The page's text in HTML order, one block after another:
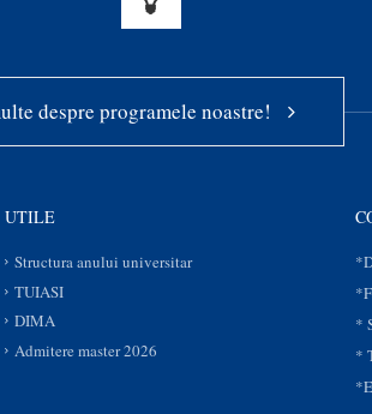
despre programele noastre!
UTILE
Structura anului universitar
TUIASI
DIMA
Admitere master 2026
*
*